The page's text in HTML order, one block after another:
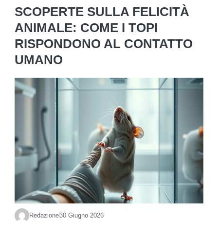
SCOPERTE SULLA FELICITÀ
ANIMALE: COME I TOPI
RISPONDONO AL CONTATTO
UMANO
Redazione30 Giugno 2026